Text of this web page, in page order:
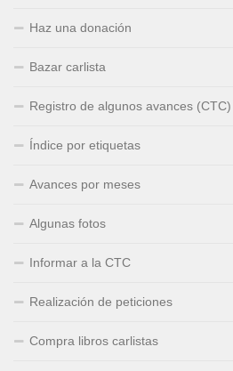
Haz una donación
Bazar carlista
Registro de algunos avances (CTC)
Índice por etiquetas
Avances por meses
Algunas fotos
Informar a la CTC
Realización de peticiones
Compra libros carlistas